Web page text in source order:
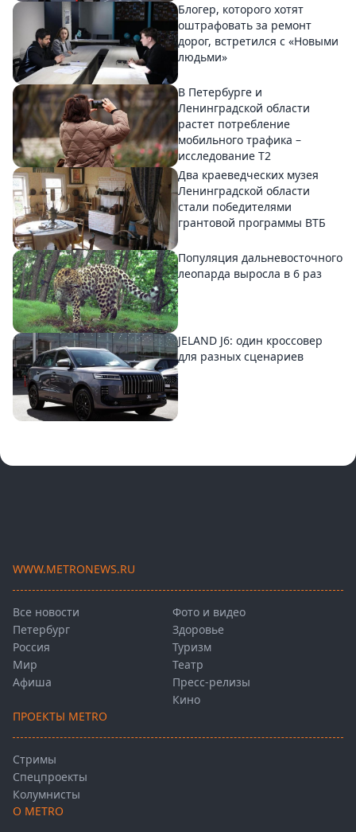
Блогер, которого хотят
оштрафовать за ремонт
дорог, встретился с «Новыми
людьми»
В Петербурге и
Ленинградской области
растет потребление
мобильного трафика –
исследование T2
Два краеведческих музея
Ленинградской области
стали победителями
грантовой программы ВТБ
Популяция дальневосточного
леопарда выросла в 6 раз
JELAND J6: один кроссовер
для разных сценариев
WWW.METRONEWS.RU
Все новости
Петербург
Россия
Мир
Афиша
Фото и видео
Здоровье
Туризм
Театр
Пресс-релизы
Кино
ПРОЕКТЫ METRO
Стримы
Спецпроекты
Колумнисты
О METRO